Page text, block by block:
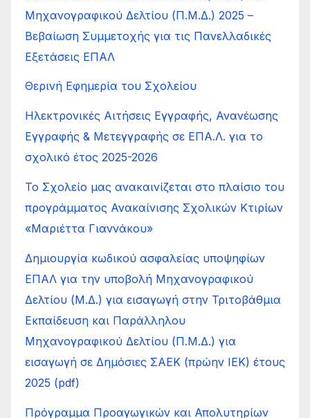
Μηχανογραφικού Δελτίου (Π.Μ.Δ.) 2025 –
Βεβαίωση Συμμετοχής για τις Πανελλαδικές
Εξετάσεις ΕΠΑΛ
Θερινή Εφημερία του Σχολείου
Ηλεκτρονικές Αιτήσεις Εγγραφής, Ανανέωσης
Εγγραφής & Μετεγγραφής σε ΕΠΑ.Λ. για το
σχολικό έτος 2025-2026
Το Σχολείο μας ανακαινίζεται στο πλαίσιο του
προγράμματος Ανακαίνισης Σχολικών Κτιρίων
«Μαριέττα Γιαννάκου»
Δημιουργία κωδικού ασφαλείας υποψηφίων
ΕΠΑΛ για την υποβολή Μηχανογραφικού
Δελτίου (Μ.Δ.) για εισαγωγή στην Τριτοβάθμια
Εκπαίδευση και Παράλληλου
Μηχανογραφικού Δελτίου (Π.Μ.Δ.) για
εισαγωγή σε Δημόσιες ΣΑΕΚ (πρώην ΙΕΚ) έτους
2025 (pdf)
Πρόγραμμα Προαγωγικών και Απολυτηρίων